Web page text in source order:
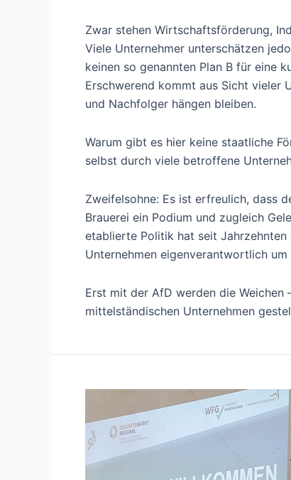
Zwar stehen Wirtschaftsförderung,
Viele Unternehmer unterschätzen
keinen so genannten Plan B für eine
Erschwerend kommt aus Sicht vieler
und Nachfolger hängen bleiben.
Warum gibt es hier keine staatliche
selbst durch viele betroffene
Zweifelsohne: Es ist erfreulich, dass
Brauerei ein Podium und zugleich
etablierte Politik hat seit Jahrzehnten
Unternehmen eigenverantwortlich
Erst mit der AfD werden die Weichen
mittelständischen Unternehmen